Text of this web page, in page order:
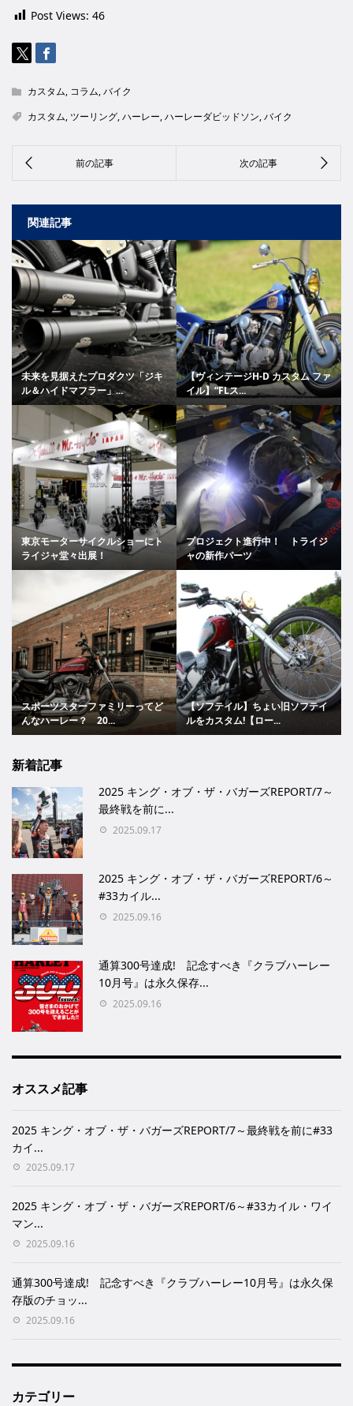
Post Views: 46
カスタム, コラム,バイク
カスタム, ツーリング,ハーレー,ハーレーダビッドソン,バイク
関連記事
未来を見据えたプロダクツ「ジキ
ル＆ハイドマフラー」...
【ヴィンテージH-D カスタム ファ
イル】“FLス...
東京モーターサイクルショーにト
ライジャ堂々出展！
プロジェクト進行中！ トライジ
ャの新作パーツ
スポーツスターファミリーってど
んなハーレー？ 20...
【ソフテイル】ちょい旧ソフテイ
ルをカスタム!【ロー...
新着記事
2025 キング・オブ・ザ・バガーズREPORT/7～
最終戦を前に...
2025.09.17
2025 キング・オブ・ザ・バガーズREPORT/6～
#33カイル...
2025.09.16
通算300号達成! 記念すべき『クラブハーレー
10月号』は永久保存...
2025.09.16
オススメ記事
2025 キング・オブ・ザ・バガーズREPORT/7～最終戦を前に#33
カイ...
2025.09.17
2025 キング・オブ・ザ・バガーズREPORT/6～#33カイル・ワイ
マン...
2025.09.16
通算300号達成! 記念すべき『クラブハーレー10月号』は永久保
存版のチョッ...
2025.09.16
カテゴリー